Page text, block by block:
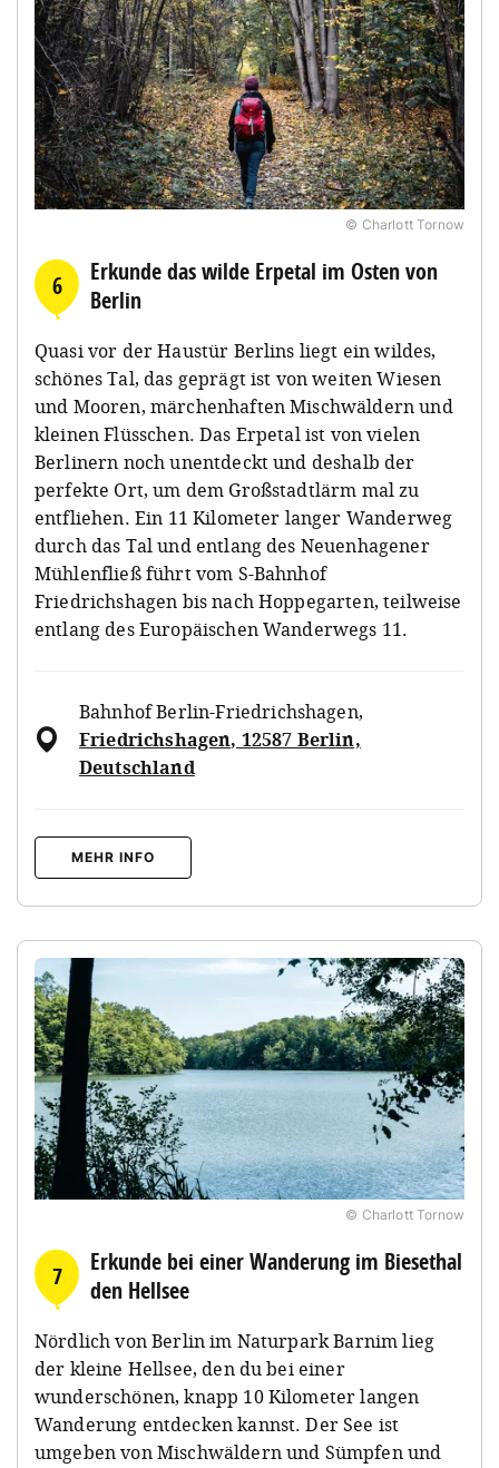
© Charlott Tornow
6
Erkunde das wilde Erpetal im Osten von
Berlin
Quasi vor der Haustür Berlins liegt ein wildes,
schönes Tal, das geprägt ist von weiten Wiesen
und Mooren, märchenhaften Mischwäldern und
kleinen Flüsschen. Das Erpetal ist von vielen
Berlinern noch unentdeckt und deshalb der
perfekte Ort, um dem Großstadtlärm mal zu
entfliehen. Ein 11 Kilometer langer Wanderweg
durch das Tal und entlang des Neuenhagener
Mühlenfließ führt vom S-Bahnhof
Friedrichshagen bis nach Hoppegarten, teilweise
entlang des Europäischen Wanderwegs 11.
Bahnhof Berlin-Friedrichshagen,
Friedrichshagen, 12587 Berlin,
Deutschland
MEHR INFO
© Charlott Tornow
7
Erkunde bei einer Wanderung im Biesethal
den Hellsee
Nördlich von Berlin im Naturpark Barnim lieg
der kleine Hellsee, den du bei einer
wunderschönen, knapp 10 Kilometer langen
Wanderung entdecken kannst. Der See ist
umgeben von Mischwäldern und Sümpfen und